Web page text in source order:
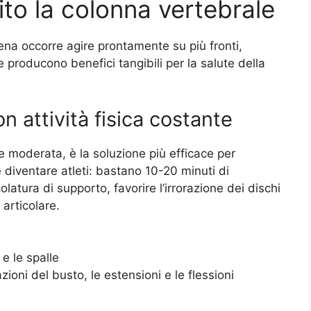
la colonna vertebrale
occorre agire prontamente su più fronti,
benefici tangibili per la salute della
attività fisica costante
moderata, è la soluzione più efficace per
atleti: bastano 10-20 minuti di
di supporto, favorire l’irrorazione dei dischi
le spalle
del busto, le estensioni e le flessioni